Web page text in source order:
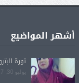
أشهر المواضيع
ثورة
يوليو 30, 2017